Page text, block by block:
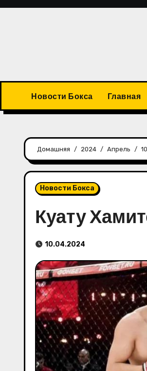
Перейти
Новости Бокса Главная
Домашняя 2024 Апрель 10
Новости Бокса
Куату
10.04.2024